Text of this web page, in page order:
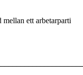
ett arbetarparti